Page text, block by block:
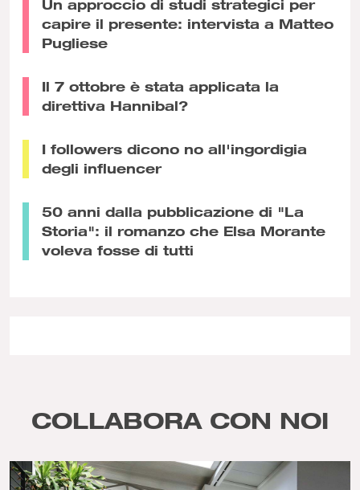
Un approccio di studi strategici per
capire il presente: intervista a Matteo
Pugliese
Il 7 ottobre è stata applicata la
direttiva Hannibal?
I followers dicono no all'ingordigia
degli influencer
50 anni dalla pubblicazione di "La
Storia": il romanzo che Elsa Morante
voleva fosse di tutti
COLLABORA CON NOI